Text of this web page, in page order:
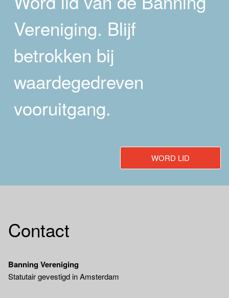
Vereniging. Blijf
betrokken bij
waardegedreven
vooruitgang.
WORD LID
Contact
Banning Vereniging
Statutair gevestigd in Amsterdam